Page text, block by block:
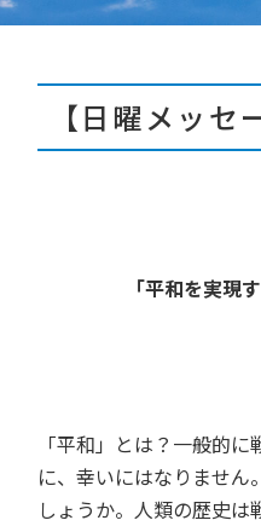
【日曜メッ
「平和を実現
「平和」とは？一般的
に、幸いにはなりません
しょうか。人類の歴史